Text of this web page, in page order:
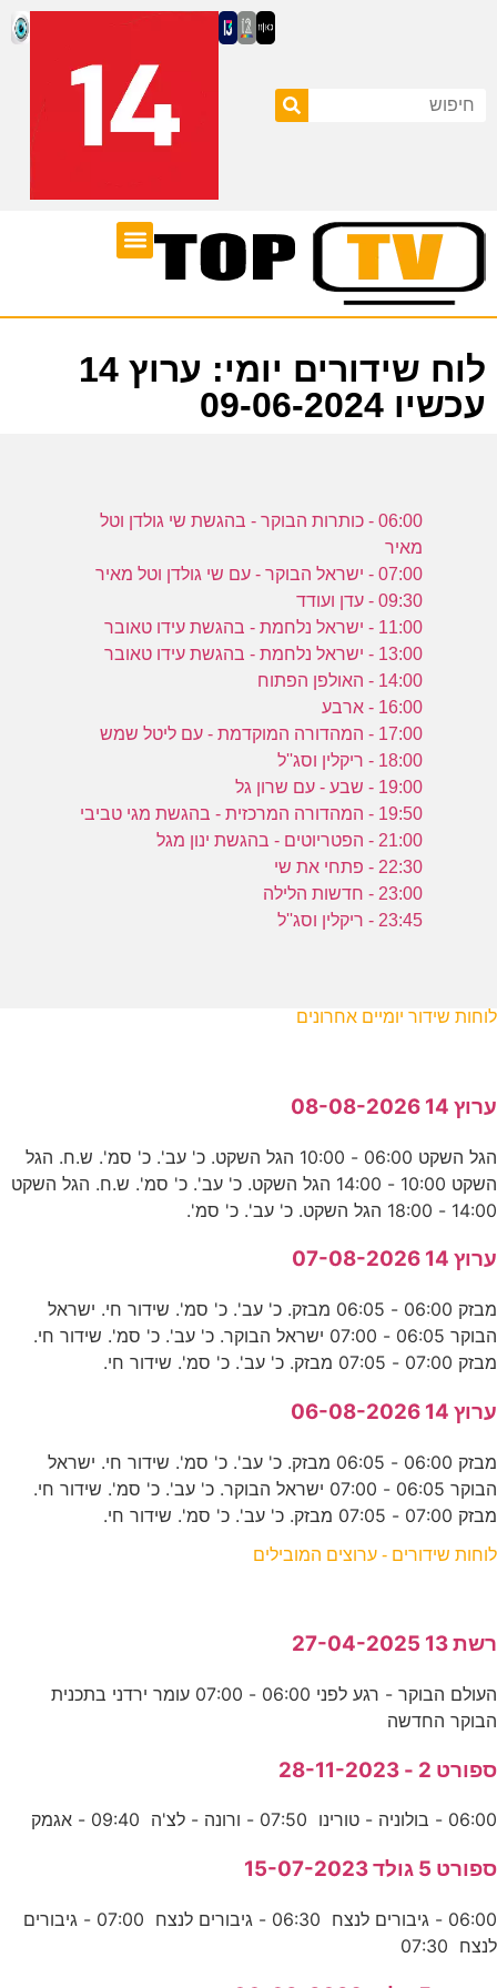
לוח שידורים יומי: ערוץ 14
עכשיו 09-06-2024
06:00 - כותרות הבוקר - בהגשת שי גולדן וטל
מאיר
07:00 - ישראל הבוקר - עם שי גולדן וטל מאיר
09:30 - עדן ועודד
11:00 - ישראל נלחמת - בהגשת עידו טאובר
13:00 - ישראל נלחמת - בהגשת עידו טאובר
14:00 - האולפן הפתוח
16:00 - ארבע
17:00 - המהדורה המוקדמת - עם ליטל שמש
18:00 - ריקלין וסג''ל
19:00 - שבע - עם שרון גל
19:50 - המהדורה המרכזית - בהגשת מגי טביבי
21:00 - הפטריוטים - בהגשת ינון מגל
22:30 - פתחי את שי
23:00 - חדשות הלילה
23:45 - ריקלין וסג''ל
לוחות שידור יומיים אחרונים
ערוץ 14 08-08-2026
הגל השקט 06:00 - 10:00 הגל השקט. כ' עב'. כ' סמ'. ש.ח. הגל
השקט 10:00 - 14:00 הגל השקט. כ' עב'. כ' סמ'. ש.ח. הגל השקט
14:00 - 18:00 הגל השקט. כ' עב'. כ' סמ'.
ערוץ 14 07-08-2026
מבזק 06:00 - 06:05 מבזק. כ' עב'. כ' סמ'. שידור חי. ישראל
הבוקר 06:05 - 07:00 ישראל הבוקר. כ' עב'. כ' סמ'. שידור חי.
מבזק 07:00 - 07:05 מבזק. כ' עב'. כ' סמ'. שידור חי.
ערוץ 14 06-08-2026
מבזק 06:00 - 06:05 מבזק. כ' עב'. כ' סמ'. שידור חי. ישראל
הבוקר 06:05 - 07:00 ישראל הבוקר. כ' עב'. כ' סמ'. שידור חי.
מבזק 07:00 - 07:05 מבזק. כ' עב'. כ' סמ'. שידור חי.
לוחות שידורים - ערוצים המובילים
רשת 13 27-04-2025
העולם הבוקר - רגע לפני 06:00 - 07:00 עומר ירדני בתכנית
הבוקר החדשה
ספורט 2 - 28-11-2023
06:00 - בולוניה - טורינו 07:50 - ורונה - לצ'ה 09:40 - אגמק
ספורט 5 גולד 15-07-2023
06:00 - גיבורים לנצח 06:30 - גיבורים לנצח 07:00 - גיבורים
לנצח 07:30